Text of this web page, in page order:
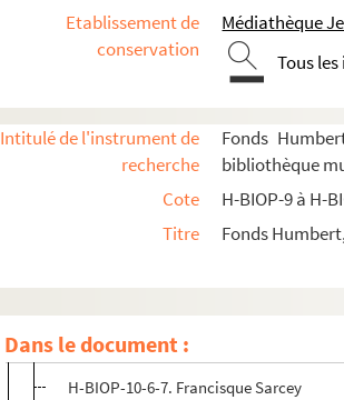
Etablissement de
conservation
Médiathèque
Tous
Intitulé de l'instrument de
recherche
Fonds
bibliothèque
Cote
H-BIOP-9 à H-
Titre
Fonds
Dans le document :
H-BIOP-10-3. Personnages lettrés dont
H-BIOP-10-4. Personnages lettrés dont
H-BIOP-10-5. Personnages lettrés dont
H-BIOP-10-6. Personnages lettrés dont le
H-BIOP-10-6-4. George Sand
H-BIOP-10-6-5. Francisque Sarcey
H-BIOP-10-6-6. Francisque Sarcey
H-BIOP-10-6-7. Francisque Sarcey